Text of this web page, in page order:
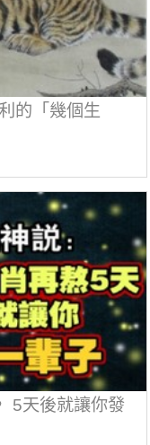
的「幾個生
5天後就讓你發